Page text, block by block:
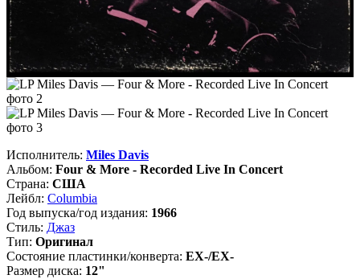
Исполнитель: Miles Davis
Альбом: Four & More - Recorded Live In Concert
Страна: США
Лейбл: Columbia
Год выпуска/год издания: 1966
Стиль: Джаз
Тип: Оригинал
Состояние пластинки/конверта: EX-/EX-
Размер диска: 12"